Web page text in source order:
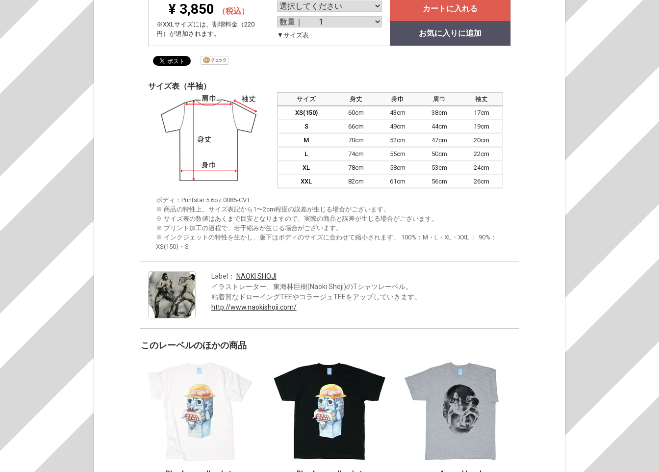
¥ 3,850 （税込）
※XXLサイズには、割増料金（220
円）が追加されます。
▼サイズ表
カートに入れる
お気に入りに追加
サイズ表（半袖）
サイズ 身丈 身巾 肩巾
袖丈
XS(150)
60cm 43cm 38cm
17cm
S
66cm 49cm 44cm
19cm
M
70cm 52cm 47cm
20cm
L
74cm 55cm 50cm
22cm
XL
78cm 58cm 53cm
24cm
XXL
82cm 61cm 56cm 26cm
ボディ：Printstar 5.6oz 0085-CVT
※ 商品の特性上、サイズ表記から1〜2cm程度の誤差が生じる場合がございます。
※ サイズ表の数値はあくまで目安となりますので、実際の商品と誤差が生じる場合がございます。
※ プリント加工の過程で、若干縮みが生じる場合がございます。
※ インクジェットの特性を生かし、版下はボディのサイズに合わせて縮小されます。 100%：M・L・XL・XXL ｜ 90%：
XS(150)・S
Label：
NAOKI SHOJI
イラストレーター、東海林巨樹(Naoki Shoji)のTシャツレーベル。
粘着質なドローイングTEEやコラージュTEEをアップしていきます。
http://www.naokishoji.com/
このレーベルのほかの商品